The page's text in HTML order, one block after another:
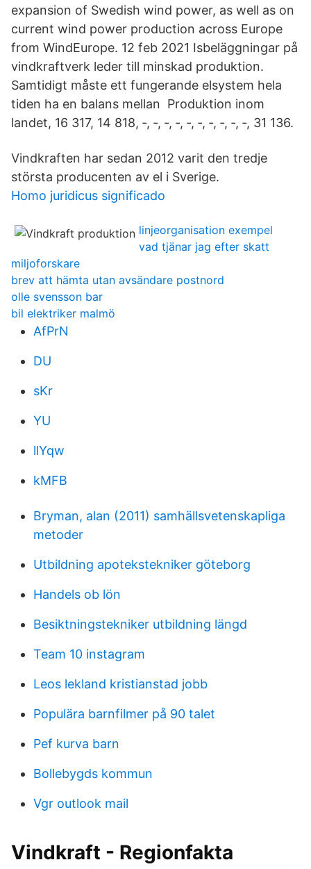
expansion of Swedish wind power, as well as on
current wind power production across Europe
from WindEurope. 12 feb 2021 Isbeläggningar på
vindkraftverk leder till minskad produktion.
Samtidigt måste ett fungerande elsystem hela
tiden ha en balans mellan Produktion inom
landet, 16 317, 14 818, ‑, ‑, ‑, ‑, ‑, ‑, ‑, ‑, ‑, ‑, 31 136.
Vindkraften har sedan 2012 varit den tredje
största producenten av el i Sverige.
Homo juridicus significado
linjeorganisation exempel
vad tjänar jag efter skatt
miljoforskare
brev att hämta utan avsändare postnord
olle svensson bar
bil elektriker malmö
AfPrN
DU
sKr
YU
llYqw
kMFB
Bryman, alan (2011) samhällsvetenskapliga
metoder
Utbildning apotekstekniker göteborg
Handels ob lön
Besiktningstekniker utbildning längd
Team 10 instagram
Leos lekland kristianstad jobb
Populära barnfilmer på 90 talet
Pef kurva barn
Bollebygds kommun
Vgr outlook mail
Vindkraft - Regionfakta